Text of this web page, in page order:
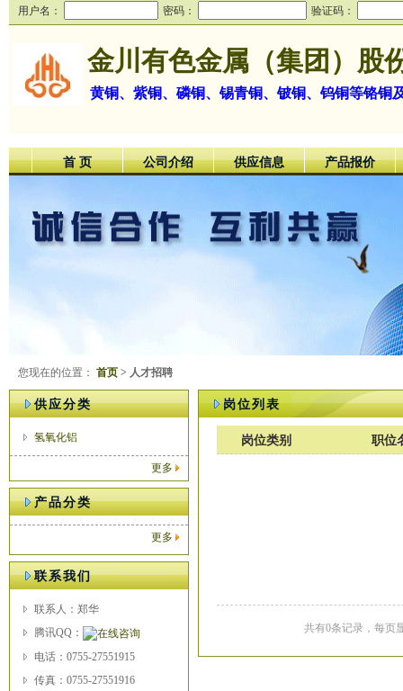
用户名： 密码： 验证码：
金川有色金属（集团）股
黄铜、紫铜、磷铜、锡青铜、铍铜、钨铜等铬铜
首 页 公司介绍 供应信息 产品报价
您现在的位置： 首页 > 人才招聘
供应分类
氢氧化铝
更多
产品分类
更多
联系我们
联系人：郑华
腾讯QQ：
电话：0755-27551915
传真：0755-27551916
岗位列表
岗位类别 职位
共有0条记录，每页